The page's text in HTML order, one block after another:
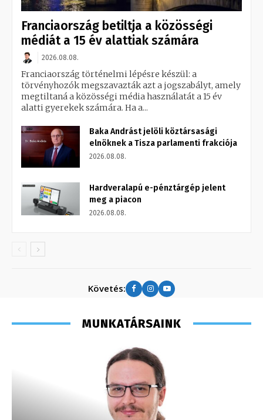
Franciaország betiltja a közösségi
médiát a 15 év alattiak számára
2026.08.08.
Franciaország történelmi lépésre készül: a
törvényhozók megszavazták azt a jogszabályt, amely
megtiltaná a közösségi média használatát a 15 év
alatti gyerekek számára. Ha a...
Baka Andrást jelöli köztársasági
elnöknek a Tisza parlamenti frakciója
2026.08.08.
Hardveralapú e-pénztárgép jelent
meg a piacon
2026.08.08.
Követés:
MUNKATÁRSAINK